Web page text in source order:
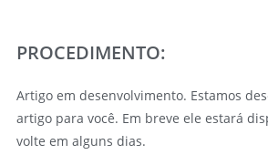
PROCEDIMENTO:
Artigo em desenvolvimento. Estamos
artigo para você. Em breve ele estará
volte em alguns dias.